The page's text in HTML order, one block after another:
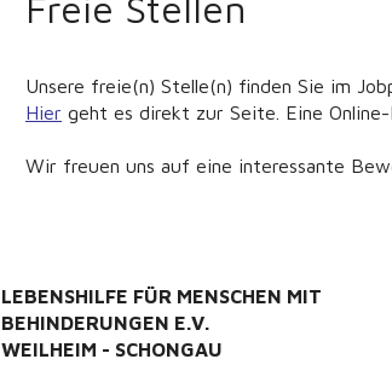
Unsere freie(n) Stelle(n) finden Sie im
Hier geht es direkt zur Seite. Eine
Wir freuen uns auf eine interessante
LEBENSHILFE FÜR MENSCHEN MIT
BEHINDERUNGEN E.V.
WEILHEIM - SCHONGAU